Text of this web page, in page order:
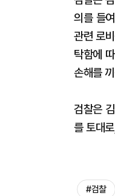
의를 들
관련 로
탁함에
손해를
검찰은
를 토대
#검찰